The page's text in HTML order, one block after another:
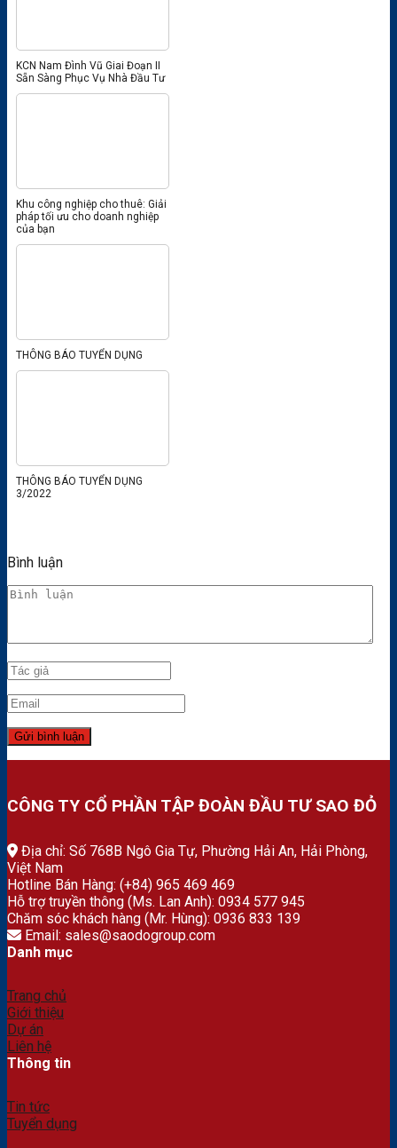
KCN Nam Đình Vũ Giai Đoạn II
Sẵn Sàng Phục Vụ Nhà Đầu Tư
Khu công nghiệp cho thuê: Giải
pháp tối ưu cho doanh nghiệp
của bạn
THÔNG BÁO TUYỂN DỤNG
THÔNG BÁO TUYỂN DỤNG
3/2022
Bình luận
CÔNG TY CỔ PHẦN TẬP ĐOÀN ĐẦU TƯ SAO ĐỎ
Địa chỉ: Số 768B Ngô Gia Tự, Phường Hải An, Hải Phòng,
Việt Nam
Hotline Bán Hàng: (+84) 965 469 469
Hỗ trợ truyền thông (Ms. Lan Anh): 0934 577 945
Chăm sóc khách hàng (Mr. Hùng): 0936 833 139
Email: sales@saodogroup.com
Danh mục
Trang chủ
Giới thiệu
Dự án
Liên hệ
Thông tin
Tin tức
Tuyển dụng